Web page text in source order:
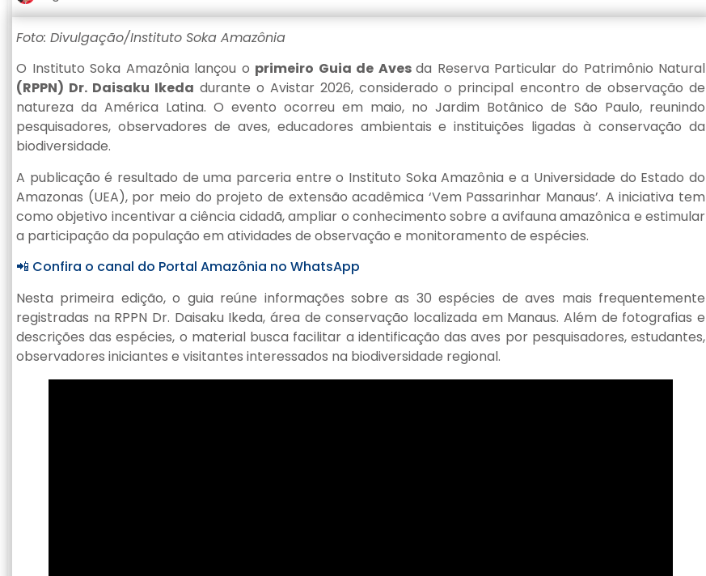
Foto: Divulgação/Instituto Soka Amazônia
O Instituto Soka Amazônia lançou o primeiro Guia de Avesda Reserva Particular do Patrimônio Natural
(RPPN) Dr. Daisaku Ikeda durante o Avistar 2026, considerado o principal encontro de observação de
natureza da América Latina. O evento ocorreu em maio, no Jardim Botânico de São Paulo, reunindo
pesquisadores, observadores de aves, educadores ambientais e instituições ligadas à conservação da
biodiversidade.
A publicação é resultado de uma parceria entre o Instituto Soka Amazônia e a Universidade do Estado do
Amazonas (UEA), por meio do projeto de extensão acadêmica ‘Vem Passarinhar Manaus’. A iniciativa tem
como objetivo incentivar a ciência cidadã, ampliar o conhecimento sobre a avifauna amazônica e estimular
a participação da população em atividades de observação e monitoramento de espécies.
📲 Confira o canal do Portal Amazônia no WhatsApp
Nesta primeira edição, o guia reúne informações sobre as 30 espécies de aves mais frequentemente
registradas na RPPN Dr. Daisaku Ikeda, área de conservação localizada em Manaus. Além de fotografias e
descrições das espécies, o material busca facilitar a identificação das aves por pesquisadores, estudantes,
observadores iniciantes e visitantes interessados na biodiversidade regional.